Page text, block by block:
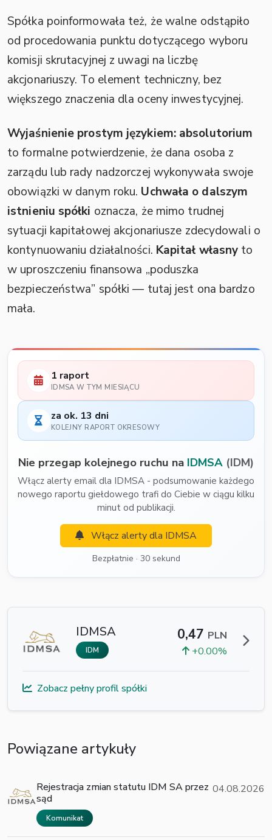
Spółka poinformowała też, że walne odstąpiło
od procedowania punktu dotyczącego wyboru
komisji skrutacyjnej z uwagi na liczbę
akcjonariuszy. To element techniczny, bez
większego znaczenia dla oceny inwestycyjnej.
Wyjaśnienie prostym językiem: absolutorium
to formalne potwierdzenie, że dana osoba z
zarządu lub rady nadzorczej wykonywała swoje
obowiązki w danym roku. Uchwała o dalszym
istnieniu spółki oznacza, że mimo trudnej
sytuacji kapitałowej akcjonariusze zdecydowali o
kontynuowaniu działalności. Kapitał własny to
w uproszczeniu finansowa „poduszka
bezpieczeństwa” spółki — tutaj jest ona bardzo
mała.
1 raport
IDMSA W TYM MIESIĄCU
za ok. 13 dni
KOLEJNY RAPORT OKRESOWY
Nie przegap kolejnego ruchu na IDMSA (IDM)
Włącz alerty email dla IDMSA - podsumowanie każdego
nowego raportu giełdowego trafi do Ciebie w ciągu kilku
minut od publikacji.
Włącz alerty dla IDMSA
Bezpłatnie · 30 sekund
IDMSA
IDM
0,47 PLN
+0.00%
Zobacz pełny profil spółki
Powiązane artykuły
Rejestracja zmian statutu IDM SA przez
sąd
Komunikat
04.08.2026